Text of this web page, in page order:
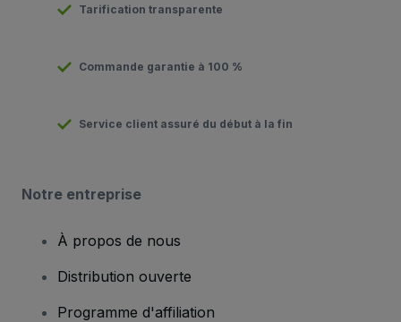
Tarification transparente
Commande garantie à 100 %
Service client assuré du début à la fin
Notre entreprise
À propos de nous
Distribution ouverte
Programme d'affiliation